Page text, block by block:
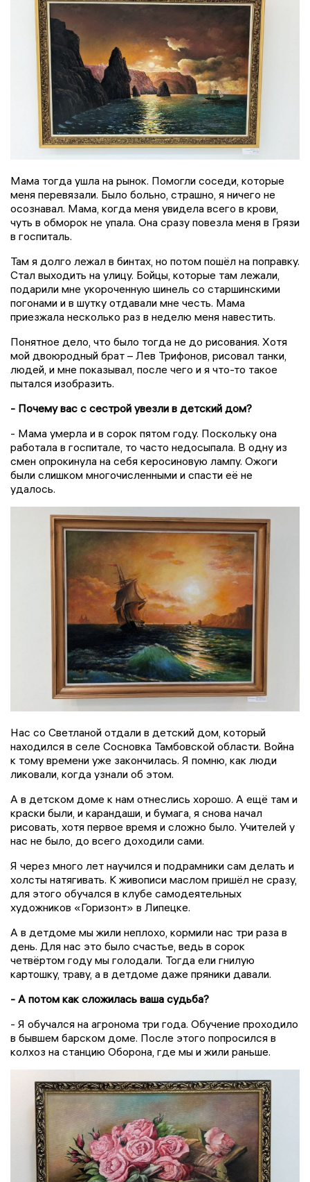
Мама тогда ушла на рынок. Помогли соседи, которые
меня перевязали. Было больно, страшно, я ничего не
осознавал. Мама, когда меня увидела всего в крови,
чуть в обморок не упала. Она сразу повезла меня в Грязи
в госпиталь.
Там я долго лежал в бинтах, но потом пошёл на поправку.
Стал выходить на улицу. Бойцы, которые там лежали,
подарили мне укороченную шинель со старшинскими
погонами и в шутку отдавали мне честь. Мама
приезжала несколько раз в неделю меня навестить.
Понятное дело, что было тогда не до рисования. Хотя
мой двоюродный брат – Лев Трифонов, рисовал танки,
людей, и мне показывал, после чего и я что-то такое
пытался изобразить.
- Почему вас с сестрой увезли в детский дом?
- Мама умерла и в сорок пятом году. Поскольку она
работала в госпитале, то часто недосыпала. В одну из
смен опрокинула на себя керосиновую лампу. Ожоги
были слишком многочисленными и спасти её не
удалось.
Нас со Светланой отдали в детский дом, который
находился в селе Сосновка Тамбовской области. Война
к тому времени уже закончилась. Я помню, как люди
ликовали, когда узнали об этом.
А в детском доме к нам отнеслись хорошо. А ещё там и
краски были, и карандаши, и бумага, я снова начал
рисовать, хотя первое время и сложно было. Учителей у
нас не было, до всего доходили сами.
Я через много лет научился и подрамники сам делать и
холсты натягивать. К живописи маслом пришёл не сразу,
для этого обучался в клубе самодеятельных
художников «Горизонт» в Липецке.
А в детдоме мы жили неплохо, кормили нас три раза в
день. Для нас это было счастье, ведь в сорок
четвёртом году мы голодали. Тогда ели гнилую
картошку, траву, а в детдоме даже пряники давали.
- А потом как сложилась ваша судьба?
- Я обучался на агронома три года. Обучение проходило
в бывшем барском доме. После этого попросился в
колхоз на станцию Оборона, где мы и жили раньше.